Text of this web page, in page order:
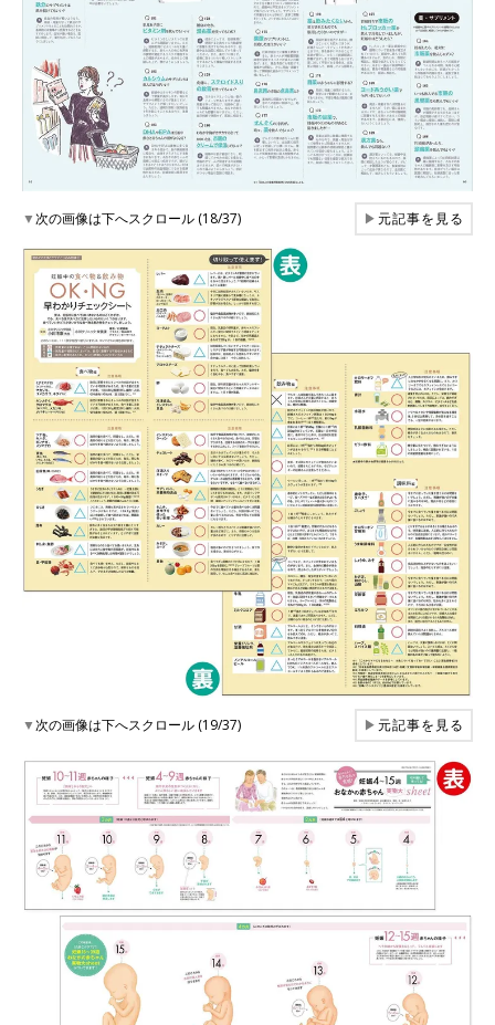
▼次の画像は下へスクロール (18/37) ▶元記事を見る
▼次の画像は下へスクロール (19/37) ▶元記事を見る